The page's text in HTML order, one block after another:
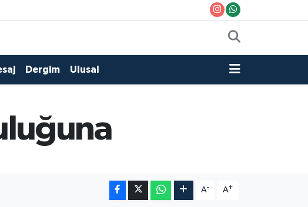
Dergim Ulusal
A- A+